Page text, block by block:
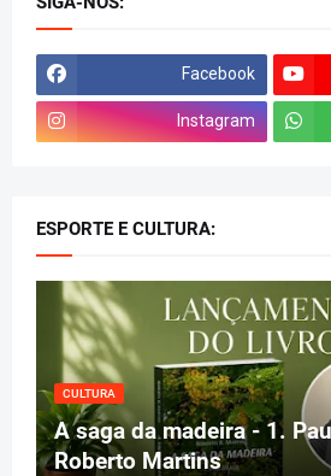
Facebook
Instagram
ESPORTE E CULTURA:
CULTURA
A saga da madeira - 1.
Roberto Martins